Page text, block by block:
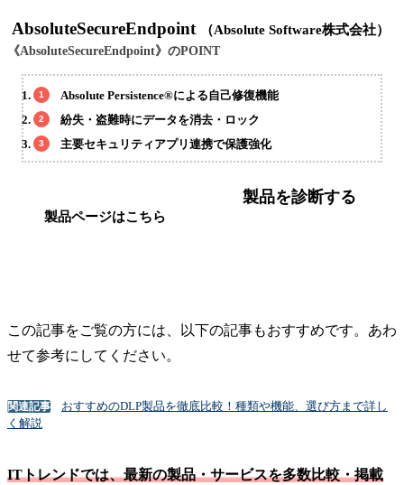
AbsoluteSecureEndpoint （Absolute Software株式会社）
《AbsoluteSecureEndpoint》のPOINT
Absolute Persistence®による自己修復機能
紛失・盗難時にデータを消去・ロック
主要セキュリティアプリ連携で保護強化
製品ページはこちら
製品を診断する
この記事をご覧の方には、以下の記事もおすすめです。あわ
せて参考にしてください。
関連記事
おすすめのDLP製品を徹底比較！種類や機能、選び方まで詳し
く解説
ITトレンドでは、最新の製品・サービスを多数比較・掲載